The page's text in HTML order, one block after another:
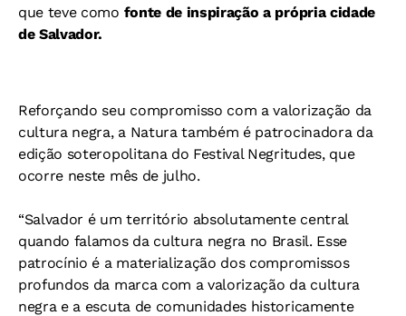
que teve como fonte de inspiração a própria cidade
de Salvador.
Reforçando seu compromisso com a valorização da
cultura negra, a Natura também é patrocinadora da
edição soteropolitana do Festival Negritudes, que
ocorre neste mês de julho.
“Salvador é um território absolutamente central
quando falamos da cultura negra no Brasil. Esse
patrocínio é a materialização dos compromissos
profundos da marca com a valorização da cultura
negra e a escuta de comunidades historicamente